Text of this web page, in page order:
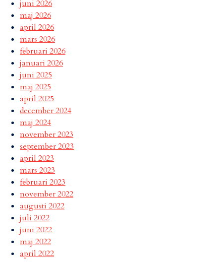
juni 2026
maj 2026
april 2026
mars 2026
februari 2026
januari 2026
juni 2025
maj 2025
april 2025
december 2024
maj 2024
november 2023
september 2023
april 2023
mars 2023
februari 2023
november 2022
augusti 2022
juli 2022
juni 2022
maj 2022
april 2022